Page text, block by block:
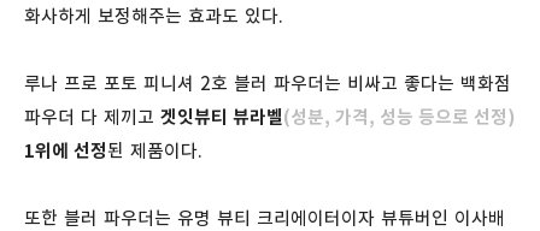
화사하게 보정해주는 효과도 있다.
루나 프로 포토 피니셔 2호 블러 파우더는 비싸고 좋다는 백화점
파우더 다 제끼고 겟잇뷰티 뷰라벨(성분, 가격, 성능 등으로 선정)
1위에 선정된 제품이다.
또한 블러 파우더는 유명 뷰티 크리에이터이자 뷰튜버인 이사배